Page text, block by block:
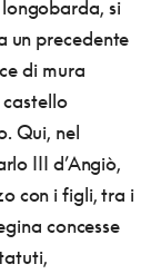
si
un precedente
di mura
Qui, nel
III d’Angiò,
con i figli, tra i
concesse